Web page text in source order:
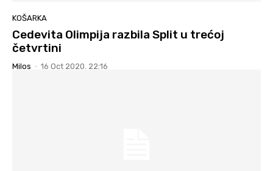
KOŠARKA
Cedevita Olimpija razbila Split u trećoj
četvrtini
Milos - 16 Oct 2020. 22:16